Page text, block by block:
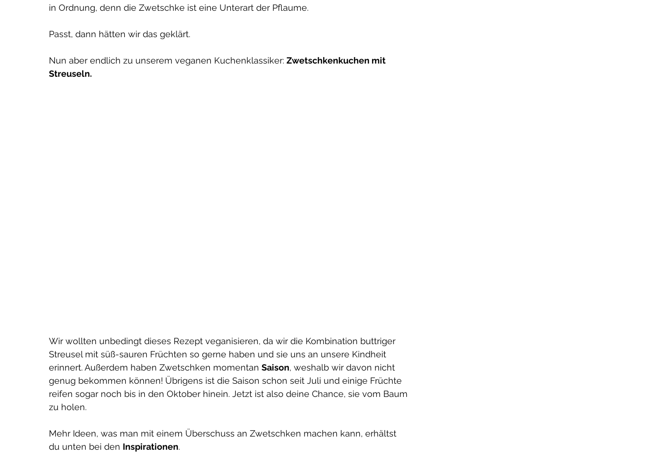
Ernährung - die
der Menstruation
in Ordnung, denn die Zwetschke ist eine Unterart der Pflaume.
Passt, dann hätten wir das geklärt.
Nun aber endlich zu unserem veganen Kuchenklassiker: Zwetschkenkuchen mit
Streuseln.
Wir wollten unbedingt dieses Rezept veganisieren, da wir die Kombination buttriger
Streusel mit süß-sauren Früchten so gerne haben und sie uns an unsere Kindheit
erinnert. Außerdem haben Zwetschken momentan Saison, weshalb wir davon nicht
genug bekommen können! Übrigens ist die Saison schon seit Juli und einige Früchte
reifen sogar noch bis in den Oktober hinein. Jetzt ist also deine Chance, sie vom Baum
zu holen.
Mehr Ideen, was man mit einem Überschuss an Zwetschken machen kann, erhältst
du unten bei den Inspirationen.